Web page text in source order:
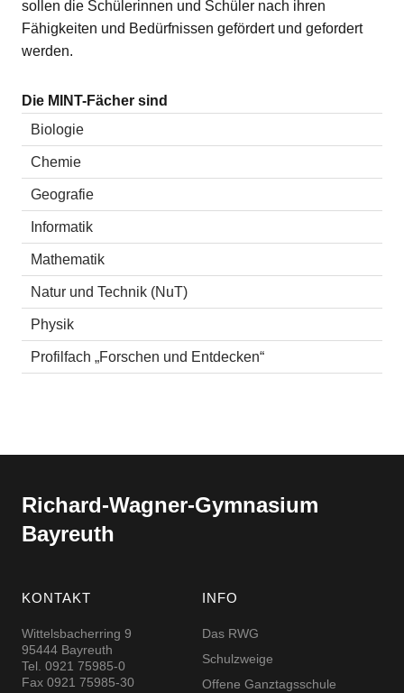
sollen die Schülerinnen und Schüler nach ihren
Fähigkeiten und Bedürfnissen gefördert und gefordert
werden.
Die MINT-Fächer sind
Biologie
Chemie
Geografie
Informatik
Mathematik
Natur und Technik (NuT)
Physik
Profilfach „Forschen und Entdecken“
Richard-​​Wagner-​​Gymnasium
Bayreuth
KONTAKT
Wittelsbacherring 9
95444 Bayreuth
Tel. 0921 75985-0
Fax 0921 75985-30
INFO
Das RWG
Schulzweige
Offene Ganztagsschule